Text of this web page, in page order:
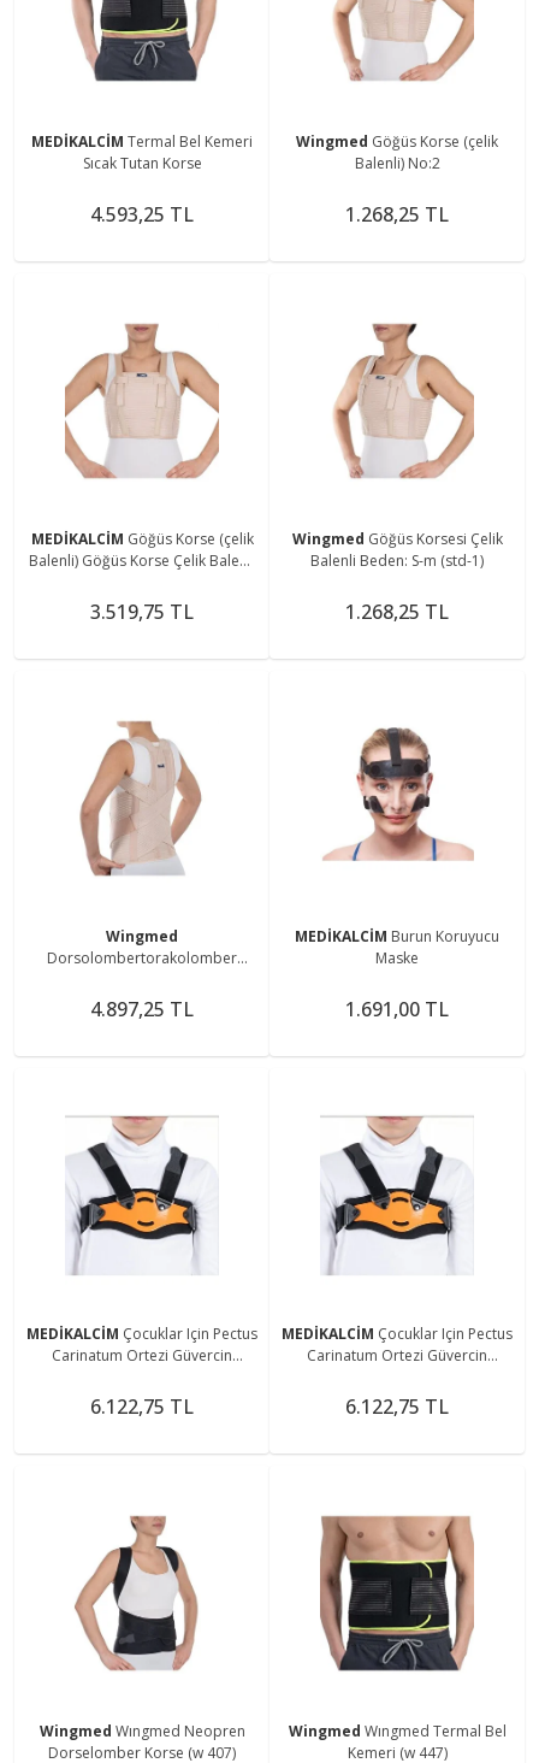
MEDİKALCİM Termal Bel Kemeri
Sıcak Tutan Korse
4.593,25 TL
Wingmed Göğüs Korse (çelik
Balenli) No:2
1.268,25 TL
MEDİKALCİM Göğüs Korse (çelik
Balenli) Göğüs Korse Çelik Balenli
Cerrahisi
3.519,75 TL
Wingmed Göğüs Korsesi Çelik
Balenli Beden: S-m (std-1)
1.268,25 TL
Wingmed
Dorsolombertorakolomber
4.897,25 TL
MEDİKALCİM Burun Koruyucu
Maske
1.691,00 TL
MEDİKALCİM Çocuklar Için Pectus
Carinatum Ortezi Güvercin
Yas
6.122,75 TL
MEDİKALCİM Çocuklar Için Pectus
Carinatum Ortezi Güvercin
Yas
6.122,75 TL
Wingmed Wıngmed Neopren
Dorselomber Korse (w 407)
Wingmed Wıngmed Termal Bel
Kemeri (w 447)